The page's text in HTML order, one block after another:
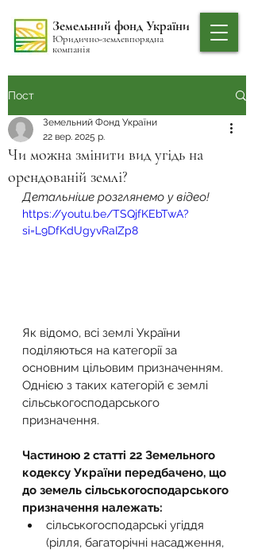
Земельний фонд України
Юридично-землевпорядна
компанія
Пост
Чи можна змінити вид угідь на
орендованій землі?
Земельний Фонд України
22 вер. 2025 р.
Детальніше розглянемо у відео!
https://youtu.be/TSQjfKEbTwA?
si=L9DfKdUgyvRaIZp8
Як відомо, всі землі України
поділяються на категорії за
основним цільовим призначенням.
Однією з таких категорій є землі
сільськогосподарського
призначення.
Частиною 2 статті 22 Земельного
кодексу України передбачено, що
до земель сільськогосподарського
призначення належать:
сільськогосподарські угіддя
(рілля, багаторічні насадження,